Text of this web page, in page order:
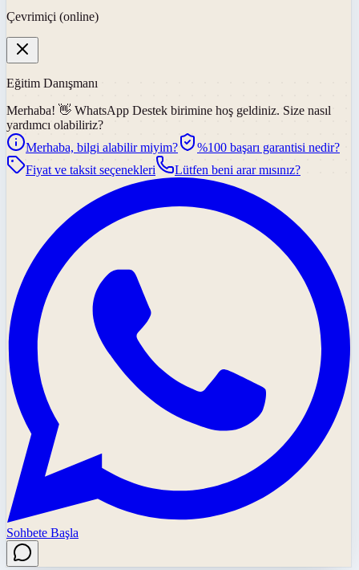
Çevrimiçi (online)
Eğitim Danışmanı
Merhaba! 👋 WhatsApp Destek birimine hoş geldiniz. Size nasıl
yardımcı olabiliriz?
Merhaba, bilgi alabilir miyim?
%100 başarı garantisi nedir?
Fiyat ve taksit seçenekleri
Lütfen beni arar mısınız?
Sohbete Başla